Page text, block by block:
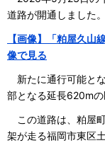
道路が開通しました。
【画像】「粕屋久山
像で見る
新たに通行可能と
部となる延長620mの
この道路は、粕屋
架が走る福岡市東区